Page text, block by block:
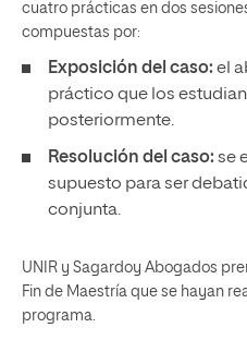
cuatro prácticas en dos
compuestas por:
Exposición del caso: el
práctico que los
posteriormente.
Resolución del caso: se
supuesto para ser
conjunta.
UNIR y Sagardoy Abogados
Fin de Maestría que se hayan
programa.